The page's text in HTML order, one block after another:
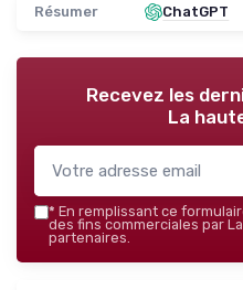
Résumer ChatGPT
Recevez les
La
* En remplissant ce
des fins commerciales par
partenaires.